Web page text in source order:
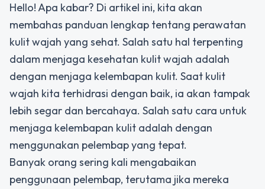
Hello! Apa kabar? Di artikel ini, kita akan
membahas panduan lengkap tentang perawatan
kulit wajah yang sehat. Salah satu hal terpenting
dalam menjaga kesehatan kulit wajah adalah
dengan menjaga kelembapan kulit. Saat kulit
wajah kita terhidrasi dengan baik, ia akan tampak
lebih segar dan bercahaya. Salah satu cara untuk
menjaga kelembapan kulit adalah dengan
menggunakan pelembap yang tepat.
Banyak orang sering kali mengabaikan
penggunaan pelembap, terutama jika mereka